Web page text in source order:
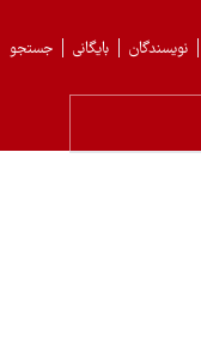
جستجو بایگانی نویسندگان